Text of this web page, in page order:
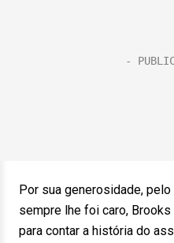
Por sua generosidade,
sempre lhe foi caro,
para contar a história do